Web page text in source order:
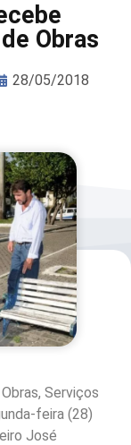
Obras
28/05/2018
Serviços
feira (28)
José